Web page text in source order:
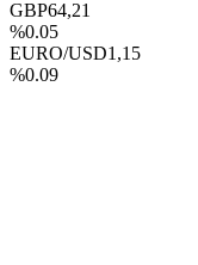
GBP64,21
%0.05
EURO/USD1,15
%0.09